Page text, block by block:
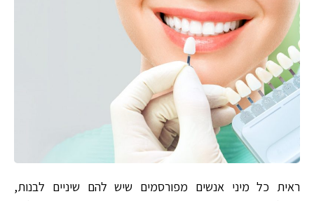
ראית כל מיני אנשים מפורסמים שיש להם שיניים לבנות,